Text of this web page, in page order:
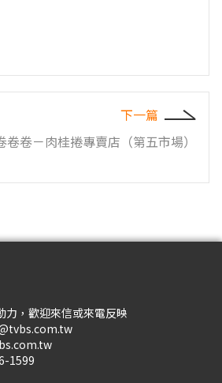
下一篇
卷卷－肉桂捲專賣店（第五市場）
力，歡迎來信或來電反映
1599